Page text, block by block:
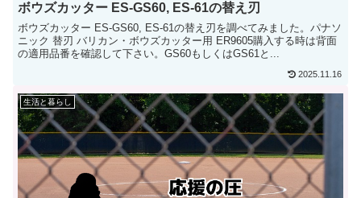
ボウズカッター ES-GS60, ES-61の替え刃
ボウズカッター ES-GS60, ES-61の替え刃を調べてみました。パナソ
ニック 替刃 バリカン・ボウズカッター用 ER9605購入する時は背面
の適用品番を確認して下さい。GS60もしくはGS61と...
2025.11.16
生活と暮らし